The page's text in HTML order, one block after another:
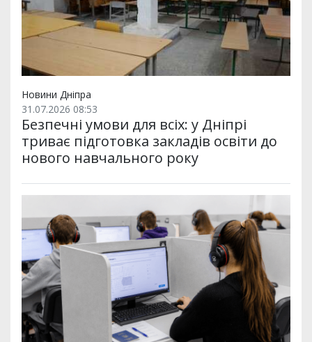
Новини Дніпра
31.07.2026 08:53
Безпечні умови для всіх: у Дніпрі
триває підготовка закладів освіти до
нового навчального року